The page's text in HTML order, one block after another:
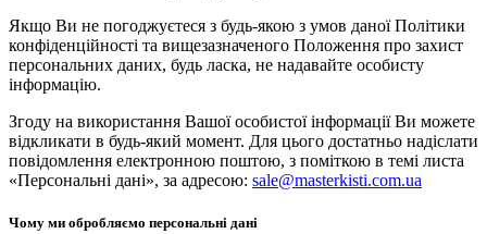
Якщо Ви не погоджуєтеся з будь-якою з умов даної Політики
конфіденційності та вищезазначеного Положення про захист
персональних даних, будь ласка, не надавайте особисту
інформацію.
Згоду на використання Вашої особистої інформації Ви можете
відкликати в будь-який момент. Для цього достатньо надіслати
повідомлення електронною поштою, з поміткою в темі листа
«Персональні дані», за адресою: sale@masterkisti.com.ua
Чому ми обробляємо персональні дані